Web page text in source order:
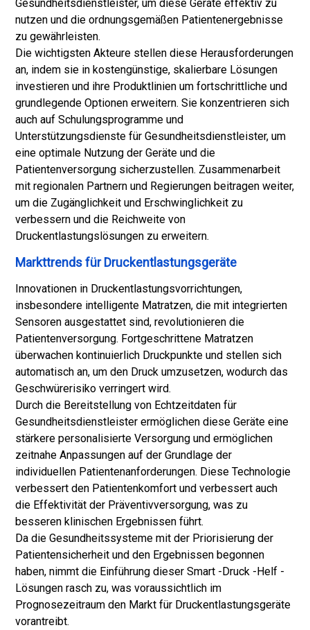
Gesundheitsdienstleister, um diese Geräte effektiv zu
nutzen und die ordnungsgemäßen Patientenergebnisse
zu gewährleisten.
Die wichtigsten Akteure stellen diese Herausforderungen
an, indem sie in kostengünstige, skalierbare Lösungen
investieren und ihre Produktlinien um fortschrittliche und
grundlegende Optionen erweitern. Sie konzentrieren sich
auch auf Schulungsprogramme und
Unterstützungsdienste für Gesundheitsdienstleister, um
eine optimale Nutzung der Geräte und die
Patientenversorgung sicherzustellen. Zusammenarbeit
mit regionalen Partnern und Regierungen beitragen weiter,
um die Zugänglichkeit und Erschwinglichkeit zu
verbessern und die Reichweite von
Druckentlastungslösungen zu erweitern.
Markttrends für Druckentlastungsgeräte
Innovationen in Druckentlastungsvorrichtungen,
insbesondere intelligente Matratzen, die mit integrierten
Sensoren ausgestattet sind, revolutionieren die
Patientenversorgung. Fortgeschrittene Matratzen
überwachen kontinuierlich Druckpunkte und stellen sich
automatisch an, um den Druck umzusetzen, wodurch das
Geschwürerisiko verringert wird.
Durch die Bereitstellung von Echtzeitdaten für
Gesundheitsdienstleister ermöglichen diese Geräte eine
stärkere personalisierte Versorgung und ermöglichen
zeitnahe Anpassungen auf der Grundlage der
individuellen Patientenanforderungen. Diese Technologie
verbessert den Patientenkomfort und verbessert auch
die Effektivität der Präventivversorgung, was zu
besseren klinischen Ergebnissen führt.
Da die Gesundheitssysteme mit der Priorisierung der
Patientensicherheit und den Ergebnissen begonnen
haben, nimmt die Einführung dieser Smart -Druck -Helf -
Lösungen rasch zu, was voraussichtlich im
Prognosezeitraum den Markt für Druckentlastungsgeräte
vorantreibt.